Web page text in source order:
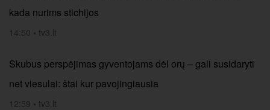
kada nurims stichijos
14:50 • tv3.lt
Skubus perspėjimas gyventojams dėl orų – gali susidaryti
net viesulai: štai kur pavojingiausia
12:59 • tv3.lt